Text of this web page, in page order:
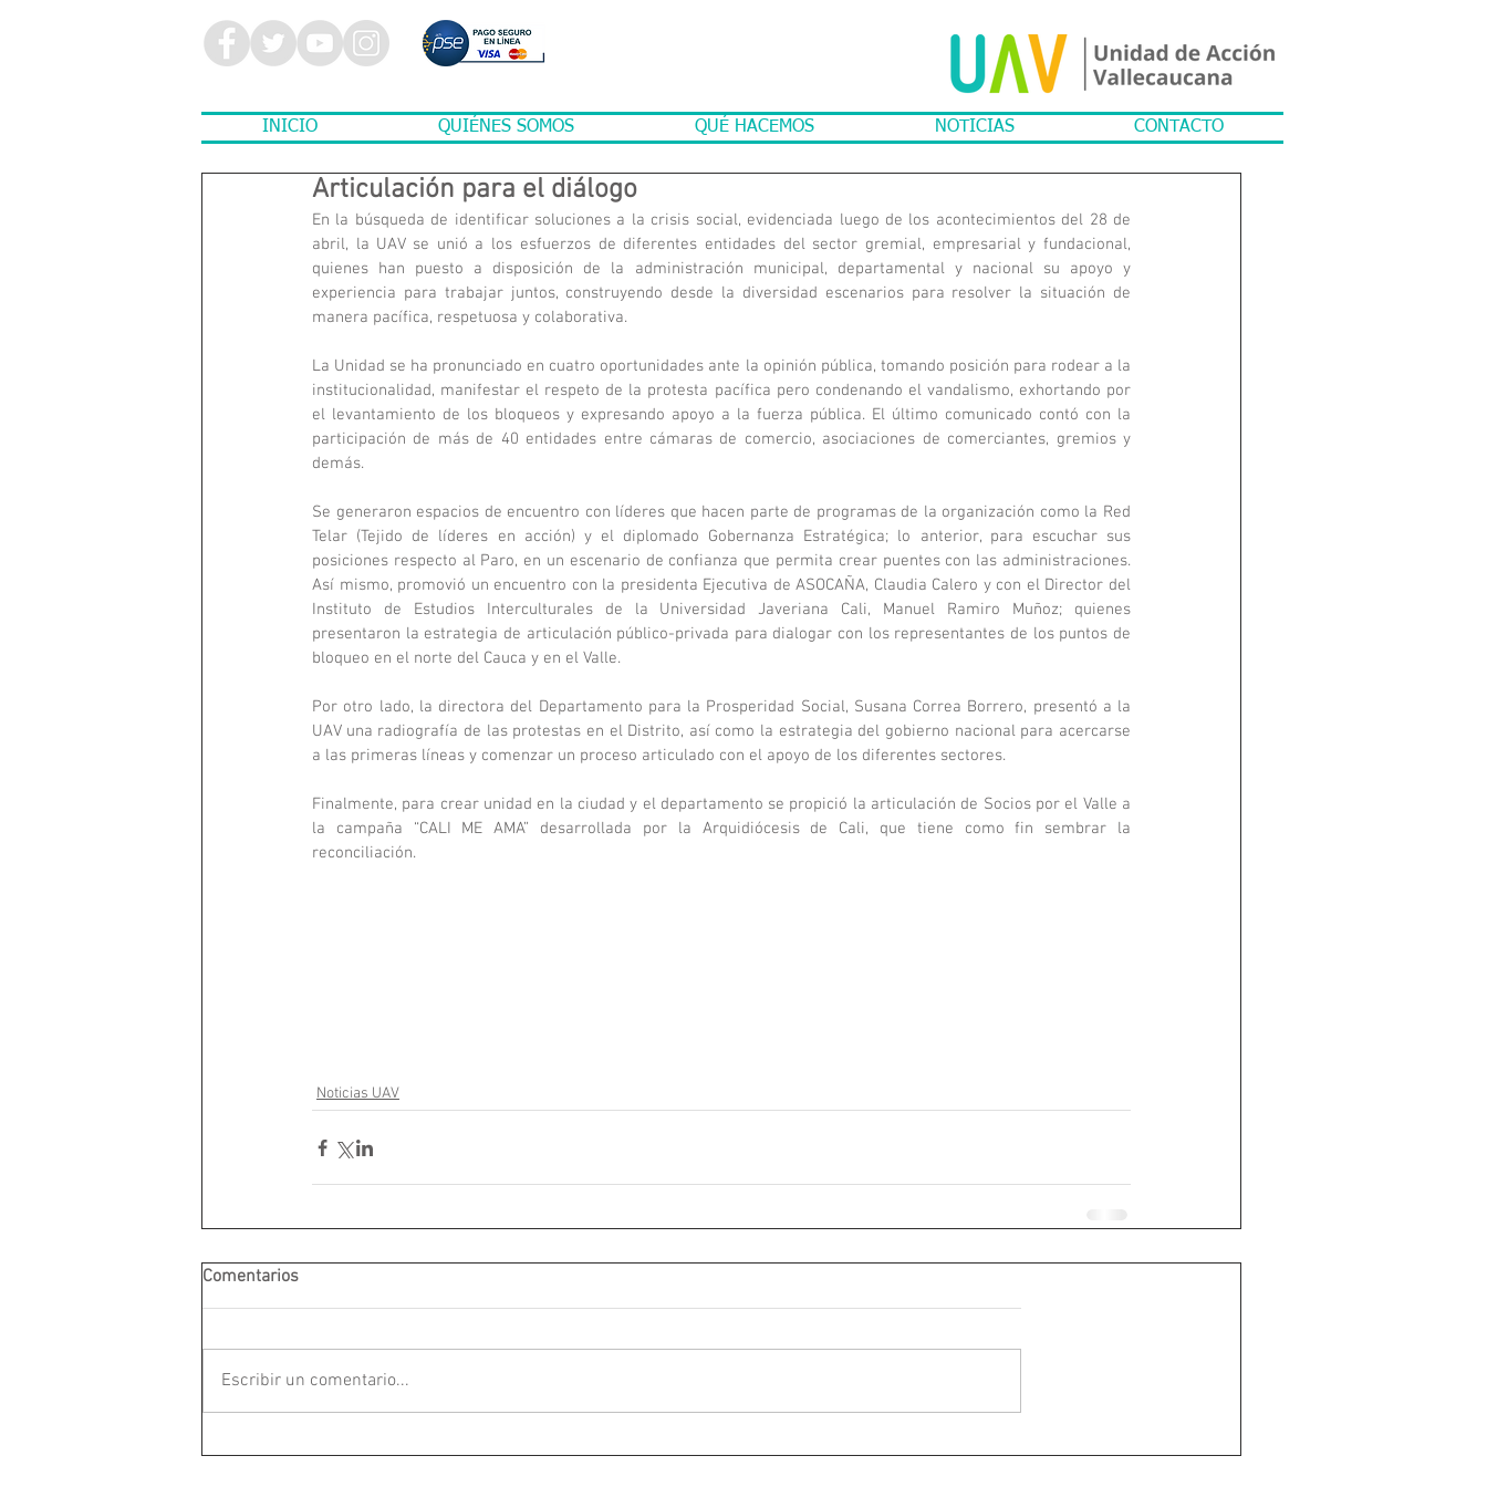
INICIO QUIÉNES SOMOS QUÉ HACEMOS NOTICIAS CONTACTO
Articulación para el diálogo
En la búsqueda de identificar soluciones a la crisis social, evidenciada luego de los acontecimientos del 28 de
abril, la UAV se unió a los esfuerzos de diferentes entidades del sector gremial, empresarial y fundacional,
quienes han puesto a disposición de la administración municipal, departamental y nacional su apoyo y
experiencia para trabajar juntos, construyendo desde la diversidad escenarios para resolver la situación de
manera pacífica, respetuosa y colaborativa.
La Unidad se ha pronunciado en cuatro oportunidades ante la opinión pública, tomando posición para rodear a la
institucionalidad, manifestar el respeto de la protesta pacífica pero condenando el vandalismo, exhortando por
el levantamiento de los bloqueos y expresando apoyo a la fuerza pública. El último comunicado contó con la
participación de más de 40 entidades entre cámaras de comercio, asociaciones de comerciantes, gremios y
demás.
Se generaron espacios de encuentro con líderes que hacen parte de programas de la organización como la Red
Telar (Tejido de líderes en acción) y el diplomado Gobernanza Estratégica; lo anterior, para escuchar sus
posiciones respecto al Paro, en un escenario de confianza que permita crear puentes con las administraciones.
Así mismo, promovió un encuentro con la presidenta Ejecutiva de ASOCAÑA, Claudia Calero y con el Director del
Instituto de Estudios Interculturales de la Universidad Javeriana Cali, Manuel Ramiro Muñoz; quienes
presentaron la estrategia de articulación público-privada para dialogar con los representantes de los puntos de
bloqueo en el norte del Cauca y en el Valle.
Por otro lado, la directora del Departamento para la Prosperidad Social, Susana Correa Borrero, presentó a la
UAV una radiografía de las protestas en el Distrito, así como la estrategia del gobierno nacional para acercarse
a las primeras líneas y comenzar un proceso articulado con el apoyo de los diferentes sectores.
Finalmente, para crear unidad en la ciudad y el departamento se propició la articulación de Socios por el Valle a
la campaña “CALI ME AMA” desarrollada por la Arquidiócesis de Cali, que tiene como fin sembrar la
reconciliación.
Noticias UAV
Comentarios
Escribir un comentario...